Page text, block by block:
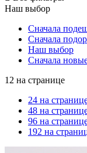
Наш выбор
Сначала
Сначала
Наш выбор
Сначала
12 на странице
24 на
48 на
96 на
192 на